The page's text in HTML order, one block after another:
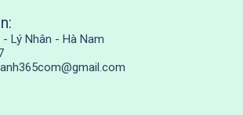
Lý Nhân - Hà Nam